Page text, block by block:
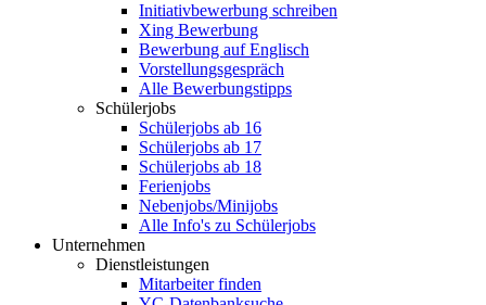
Initiativbewerbung schreiben
Xing Bewerbung
Bewerbung auf Englisch
Vorstellungsgespräch
Alle Bewerbungstipps
Schülerjobs
Schülerjobs ab 16
Schülerjobs ab 17
Schülerjobs ab 18
Ferienjobs
Nebenjobs/Minijobs
Alle Info's zu Schülerjobs
Unternehmen
Dienstleistungen
Mitarbeiter finden